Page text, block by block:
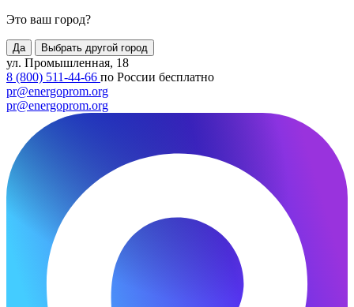
Это ваш город?
Да Выбрать другой город
ул. Промышленная, 18
8 (800) 511-44-66 по России бесплатно
pr@energoprom.org
pr@energoprom.org